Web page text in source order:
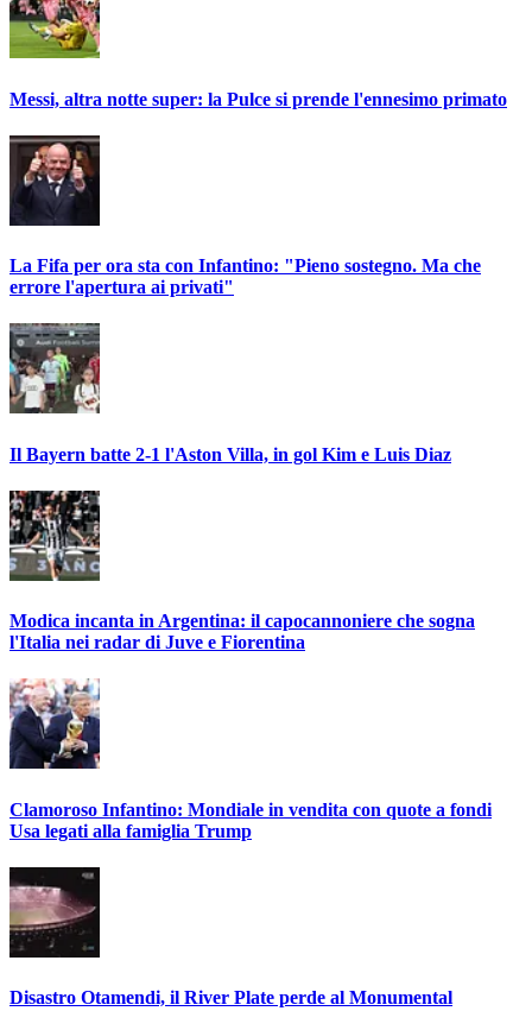
Messi, altra notte super: la Pulce si prende l'ennesimo primato
La Fifa per ora sta con Infantino: "Pieno sostegno. Ma che
errore l'apertura ai privati"
Il Bayern batte 2-1 l'Aston Villa, in gol Kim e Luis Diaz
Modica incanta in Argentina: il capocannoniere che sogna
l'Italia nei radar di Juve e Fiorentina
Clamoroso Infantino: Mondiale in vendita con quote a fondi
Usa legati alla famiglia Trump
Disastro Otamendi, il River Plate perde al Monumental